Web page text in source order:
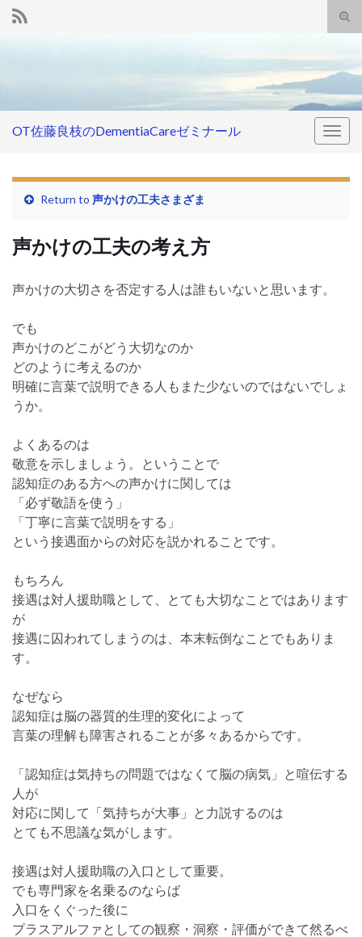
OT佐藤良枝のDementiaCareゼミナール
Return to 声かけの工夫さまざま
声かけの工夫の考え方
声かけの大切さを否定する人は誰もいないと思います。
でも
声かけのどこがどう大切なのか
どのように考えるのか
明確に言葉で説明できる人もまた少ないのではないでしょ
うか。
よくあるのは
敬意を示しましょう。ということで
認知症のある方への声かけに関しては
「必ず敬語を使う」
「丁寧に言葉で説明をする」
という接遇面からの対応を説かれることです。
もちろん
接遇は対人援助職として、とても大切なことではあります
が
接遇に囚われてしまうのは、本末転倒なことでもありま
す。
なぜなら
認知症は脳の器質的生理的変化によって
言葉の理解も障害されることが多々あるからです。
「認知症は気持ちの問題ではなくて脳の病気」と喧伝する
人が
対応に関して「気持ちが大事」と力説するのは
とても不思議な気がします。
接遇は対人援助職の入口として重要。
でも専門家を名乗るのならば
入口をくぐった後に
プラスアルファとしての観察・洞察・評価ができて然るべ